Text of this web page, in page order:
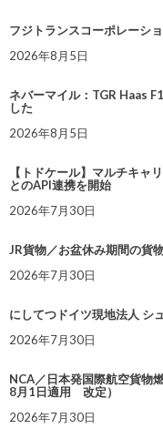
フジトランスコーポレーシ
2026年8月5日
ネバーマイル：TGR Haas
した
2026年8月5日
【トドケール】マルチキャ
とのAPI連携を開始
2026年7月30日
JR貨物／お盆休み期間の貨
2026年7月30日
にしてつドイツ現地法人 シ
2026年7月30日
NCA／日本発国際航空貨物
8月1日適用 改定）
2026年7月30日